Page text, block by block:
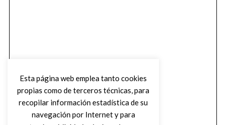
Esta página web emplea tanto cookies
propias como de terceros técnicas, para
recopilar información estadística de su
navegación por Internet y para